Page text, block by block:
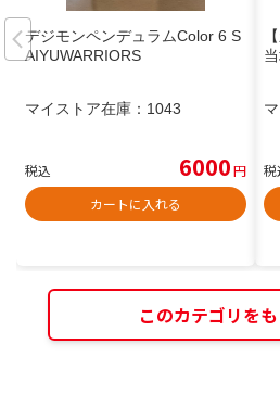
デジモンペンデュラムColor 6 S
AIYUWARRIORS
マイストア在庫： 1043
税込 6000円
カートに入れる
税
このカテゴリを